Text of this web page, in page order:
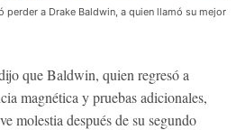
perder a Drake Baldwin, a quien llamó su mejor
que Baldwin, quien regresó a
magnética y pruebas adicionales,
molestia después de su segundo